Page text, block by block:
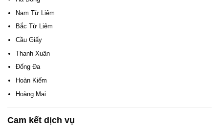
Nam Từ Liêm
Bắc Từ Liêm
Cầu Giấy
Thanh Xuân
Đống Đa
Hoàn Kiếm
Hoàng Mai
Cam kết dịch vụ